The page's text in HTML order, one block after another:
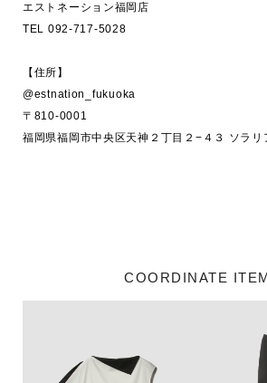
エストネーション福岡店
TEL 092-717-5028
【住所】
@estnation_fukuoka
〒810-0001
福岡県福岡市中央区天神２丁目２−４３ ソラリ
COORDINATE